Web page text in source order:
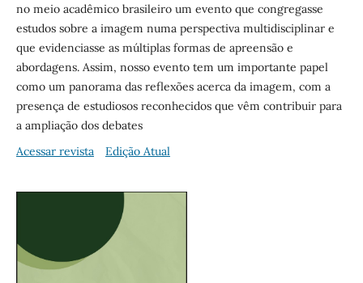
no meio acadêmico brasileiro um evento que congregasse
estudos sobre a imagem numa perspectiva multidisciplinar e
que evidenciasse as múltiplas formas de apreensão e
abordagens. Assim, nosso evento tem um importante papel
como um panorama das reflexões acerca da imagem, com a
presença de estudiosos reconhecidos que vêm contribuir para
a ampliação dos debates
Acessar revista
Edição Atual